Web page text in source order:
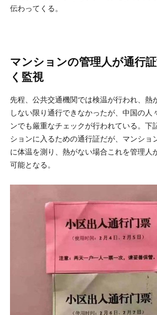
伝わってくる。
マンションの管理人が通行
く監視
先程、公共交通機関では検温が行われ、熱
しない限り通行できなかったが、中国の人
ンでも厳重なチェックが行われている。下
ションに入るための通行証だが、マンショ
に体温を測り、熱がない場合これを管理人
可能となる。